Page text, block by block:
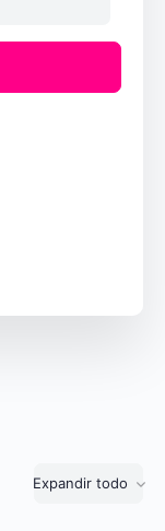
Expandir todo